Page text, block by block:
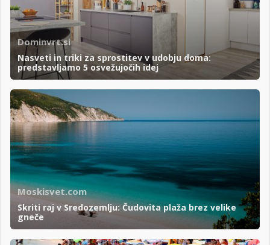
Dominvrt.si
Nasveti in triki za sprostitev v udobju doma:
predstavljamo 5 osvežujočih idej
Moskisvet.com
Skriti raj v Sredozemlju: Čudovita plaža brez velike
gneče